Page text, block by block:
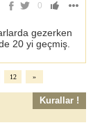
0
gezerken
20 yi geçmiş.
12 »
Kurallar !